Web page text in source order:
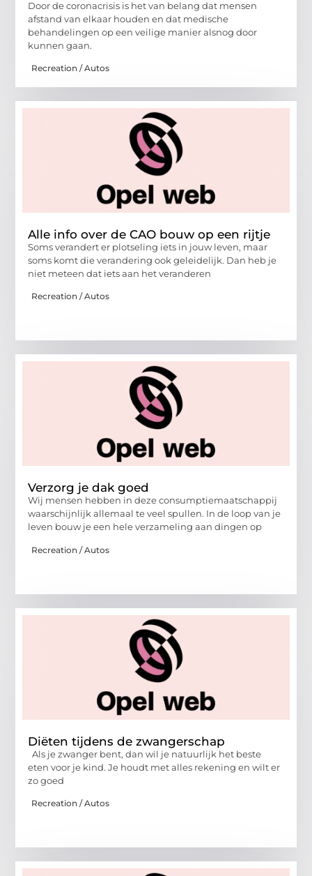
Door de coronacrisis is het van belang dat mensen
afstand van elkaar houden en dat medische
behandelingen op een veilige manier alsnog door
kunnen gaan.
Recreation / Autos
Alle info over de CAO bouw op een rijtje
Soms verandert er plotseling iets in jouw leven, maar
soms komt die verandering ook geleidelijk. Dan heb je
niet meteen dat iets aan het veranderen
Recreation / Autos
Verzorg je dak goed
Wij mensen hebben in deze consumptiemaatschappij
waarschijnlijk allemaal te veel spullen. In de loop van je
leven bouw je een hele verzameling aan dingen op
Recreation / Autos
Diëten tijdens de zwangerschap
Als je zwanger bent, dan wil je natuurlijk het beste
eten voor je kind. Je houdt met alles rekening en wilt er
zo goed
Recreation / Autos